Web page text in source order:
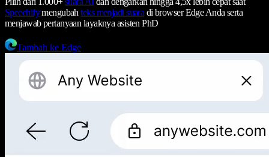
Speechifymengubahteks menjadi suara di browser Edge Anda serta
menjawab pertanyaan layaknya asisten PhD
Tambah ke Edge